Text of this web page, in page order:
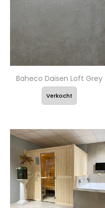
Baheco Daisen Loft Grey
Verkocht